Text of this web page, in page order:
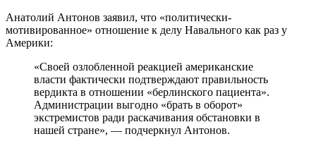
Анатолий Антонов заявил, что «политически-
мотивированное» отношение к делу Навального как раз у
Америки:
«Своей озлобленной реакцией американские
власти фактически подтверждают правильность
вердикта в отношении «берлинского пациента».
Администрации выгодно «брать в оборот»
экстремистов ради раскачивания обстановки в
нашей стране», — подчеркнул Антонов.